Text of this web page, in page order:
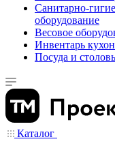
Санитарно-
оборудование
Весовое
Инвентарь
Посуда и
Каталог